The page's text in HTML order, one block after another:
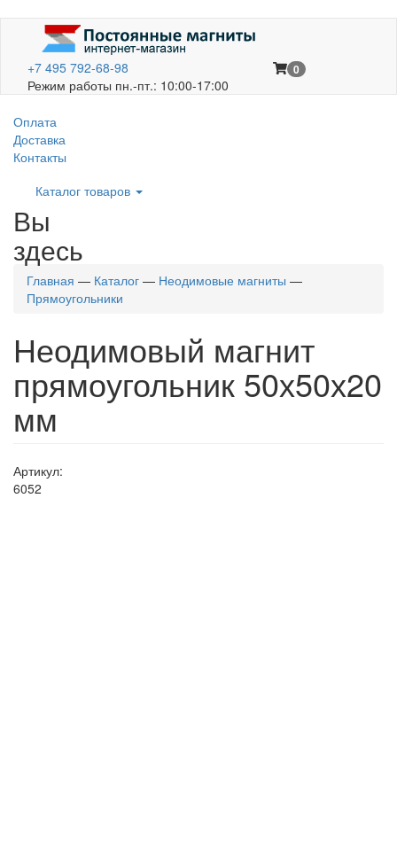
+7 495 792-68-98
Режим работы пн.-пт.: 10:00-17:00
0
Оплата
Доставка
Контакты
Каталог товаров
Вы
здесь
Главная — Каталог — Неодимовые магниты —
Прямоугольники
Неодимовый магнит
прямоугольник 50х50х20
мм
Артикул:
6052